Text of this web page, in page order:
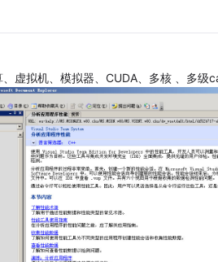
虚拟机、模拟器、CUDA、多核 、多